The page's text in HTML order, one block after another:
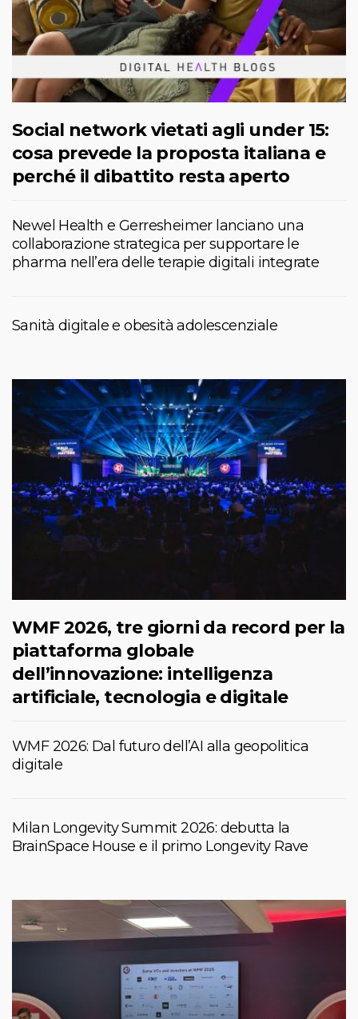
Social network vietati agli under 15:
cosa prevede la proposta italiana e
perché il dibattito resta aperto
Newel Health e Gerresheimer lanciano una
collaborazione strategica per supportare le
pharma nell’era delle terapie digitali integrate
Sanità digitale e obesità adolescenziale
WMF 2026, tre giorni da record per la
piattaforma globale
dell’innovazione: intelligenza
artificiale, tecnologia e digitale
WMF 2026: Dal futuro dell’AI alla geopolitica
digitale
Milan Longevity Summit 2026: debutta la
BrainSpace House e il primo Longevity Rave